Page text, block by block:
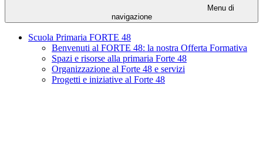
Menu di
navigazione
Scuola Primaria FORTE 48
Benvenuti al FORTE 48: la nostra Offerta Formativa
Spazi e risorse alla primaria Forte 48
Organizzazione al Forte 48 e servizi
Progetti e iniziative al Forte 48